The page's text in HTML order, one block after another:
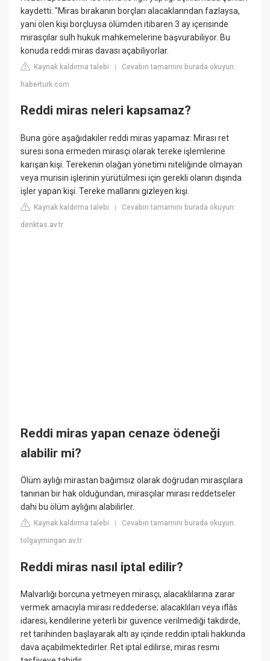
kaydetti: "Miras bırakanın borçları alacaklarından fazlaysa,
yani ölen kişi borçluysa ölümden itibaren 3 ay içerisinde
mirasçılar sulh hukuk mahkemelerine başvurabiliyor. Bu
konuda reddi miras davası açabiliyorlar.
Kaynak kaldırma talebi |Cevabın tamamını burada okuyun:
haberturk.com
Reddi miras neleri kapsamaz?
Buna göre aşağıdakiler reddi miras yapamaz: Mirası ret
süresi sona ermeden mirasçı olarak tereke işlemlerine
karışan kişi. Terekenin olağan yönetimi niteliğinde olmayan
veya murisin işlerinin yürütülmesi için gerekli olanın dışında
işler yapan kişi. Tereke mallarını gizleyen kişi.
Kaynak kaldırma talebi |Cevabın tamamını burada okuyun:
denktas.av.tr
Reddi miras yapan cenaze ödeneği
alabilir mi?
Ölüm aylığı mirastan bağımsız olarak doğrudan mirasçılara
tanınan bir hak olduğundan, mirasçılar mirası reddetseler
dahi bu ölüm aylığını alabilirler.
Kaynak kaldırma talebi |Cevabın tamamını burada okuyun:
tolgaymingan.av.tr
Reddi miras nasıl iptal edilir?
Malvarlığı borcuna yetmeyen mirasçı, alacaklılarına zarar
vermek amacıyla mirası reddederse; alacaklıları veya iflâs
idaresi, kendilerine yeterli bir güvence verilmediği takdirde,
ret tarihinden başlayarak altı ay içinde reddin iptali hakkında
dava açabilmektedirler. Ret iptal edilirse, miras resmi